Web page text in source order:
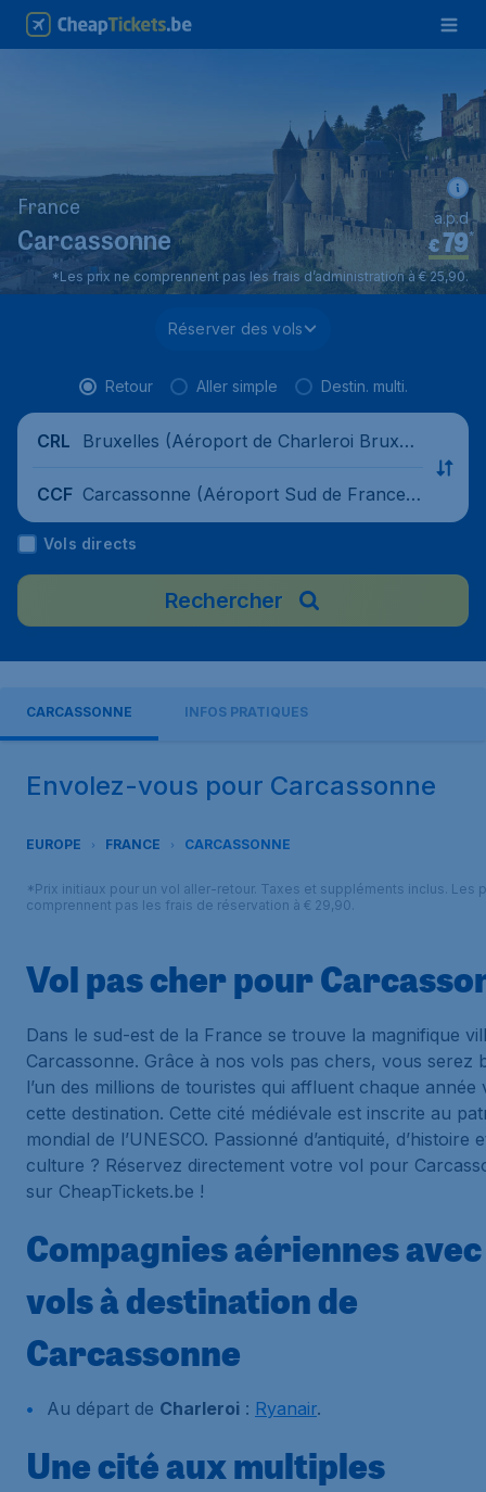
France
Carcassonne €79*
a.p.d
*Les prix ne comprennent pas les frais d’administration à € 25,90.
Réserver des vols
Retour Aller simple Destin. multi.
CRL
Bruxelles (Aéroport de Charleroi Bruxell
CCF Carcassonne (Aéroport Sud de France C
arcassonne), France
Vols directs
Rechercher
CARCASSONNE INFOS PRATIQUES
Envolez-vous pour Carcassonne
EUROPE FRANCE CARCASSONNE
*Prix initiaux pour un vol aller-retour. Taxes et suppléments inclus. Les
comprennent pas les frais de réservation à € 29,90.
Vol pas cher pour
Dans le sud-est de la France se trouve la magnifique
Carcassonne. Grâce à nos vols pas chers, vous serez
l’un des millions de touristes qui affluent chaque année
cette destination. Cette cité médiévale est inscrite au
mondial de l’UNESCO. Passionné d’antiquité, d’histoire
culture ? Réservez directement votre vol pour
sur CheapTickets.be !
Compagnies aériennes avec
vols à destination de
Carcassonne
Au départ de Charleroi : Ryanair.
Une cité aux multiples